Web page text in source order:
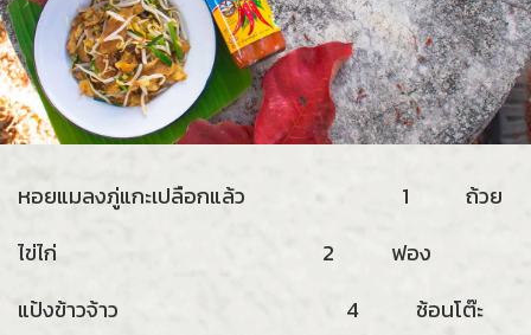
หอยแมลงภู่แกะเปลือกแล้ว 1 ถ้วย
ไข่ไก่ 2 ฟอง
แป้งข้าวจ้าว 4 ช้อนโต๊ะ